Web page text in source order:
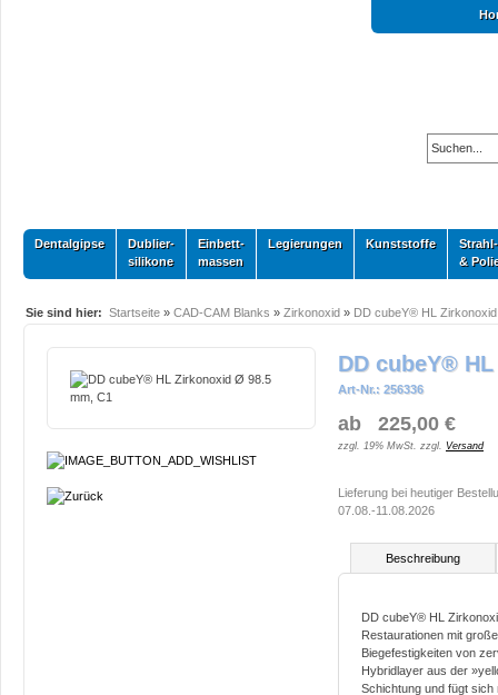
Dentalgipse
Dublier-
silikone
Einbett-
massen
Legierungen Kunststoffe
Strahl-
&
Sie sind hier: Startseite » CAD-CAM Blanks » Zirkonoxid » DD cubeY® HL Zirkonoxid
DD cubeY®
Art-Nr.: 256336
ab 225,00 €
zzgl. 19% MwSt. zzgl. Versand
Lieferung bei heutiger
07.08.-11.08.2026
Beschreibung
DD cubeY® HL
Restaurationen mit
Biegefestigkeiten von
Hybridlayer aus der
Schichtung und fügt sich